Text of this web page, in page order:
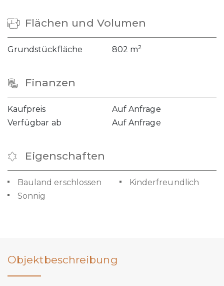
Flächen und Volumen
Grundstückfläche 802 m2
Finanzen
Kaufpreis
Auf Anfrage
Verfügbar ab
Auf Anfrage
Eigenschaften
Bauland erschlossen
Kinderfreundlich
Sonnig
Objektbeschreibung